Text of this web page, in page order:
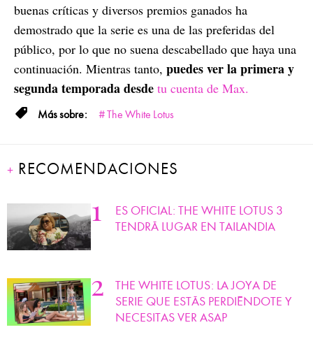
buenas críticas y diversos premios ganados ha
demostrado que la serie es una de las preferidas del
público, por lo que no suena descabellado que haya una
continuación. Mientras tanto, puedes ver la primera y
segunda temporada desde tu cuenta de Max.
The White Lotus
RECOMENDACIONES
ES OFICIAL: THE WHITE LOTUS 3
TENDRÁ LUGAR EN TAILANDIA
THE WHITE LOTUS: LA JOYA DE
SERIE QUE ESTÁS PERDIÉNDOTE Y
NECESITAS VER ASAP